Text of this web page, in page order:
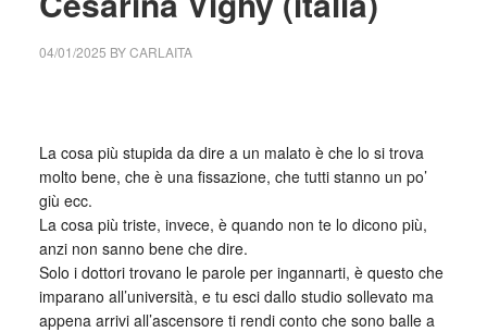
04/01/2025 BYCARLAITA
La cosa più stupida da dire a un malato è che lo si trova
molto bene, che è una fissazione, che tutti stanno un po’
giù ecc.
La cosa più triste, invece, è quando non te lo dicono più,
anzi non sanno bene che dire.
Solo i dottori trovano le parole per ingannarti, è questo che
imparano all’università, e tu esci dallo studio sollevato ma
appena arrivi all’ascensore ti rendi conto che sono balle a